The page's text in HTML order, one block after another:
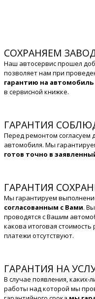
СОХРАНЯЕМ
Наш автосервис прошел
позволяет нам при
гарантию на автомобиль
в сервисной книжке.
ГАРАНТИЯ
Перед ремонтом согласуем
автомобиля. Мы
готов точно в
ГАРАНТИЯ
Мы гарантируем
согласованным с Вами.
проводятся с Вашим
какова итоговая
платежи отсутствуют.
ГАРАНТИЯ НА
В случае появления, каких-
работы над которой мы